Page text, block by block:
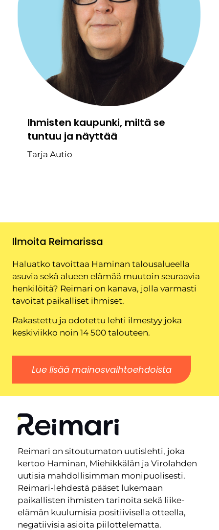
Ihmisten kaupunki, miltä se
tuntuu ja näyttää
Tarja Autio
Ilmoita Reimarissa
Haluatko tavoittaa Haminan talousalueella
asuvia sekä alueen elämää muutoin seuraavia
henkilöitä? Reimari on kanava, jolla varmasti
tavoitat paikalliset ihmiset.
Rakastettu ja odotettu lehti ilmestyy joka
keskiviikko noin 14 500 talouteen.
Lue lisää mainosvaihtoehdoista
Reimari on sitoutumaton uutislehti, joka
kertoo Haminan, Miehikkälän ja Virolahden
uutisia mahdollisimman monipuolisesti.
Reimari-lehdestä pääset lukemaan
paikallisten ihmisten tarinoita sekä liike-
elämän kuulumisia positiivisella otteella,
negatiivisia asioita piilottelematta.